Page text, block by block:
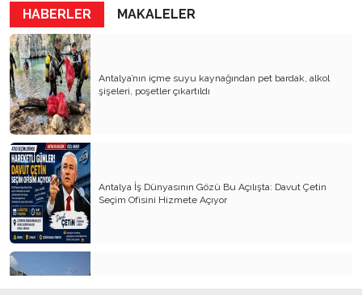
Turizmde Herşey Dahil Sistemi tartışılmalı
MB Başkanı ve Şimşek’e
Padişahın Vergi Deneyi!..
Erdoğan ve Özel’e açık mektup!..
Bahçeli siyasetin zirvesine oturdu!..
Artık yeter!.. Başka Antalya yok!..
Milli Eğitim cemaatlere mi teslim ediliyor?
Liyakatın Gözyaşları!..
Milletin gerçek vekili misiniz?
Bungalov Turizmini sevmeyen Turizm Bakanı!..
HABERLER
MAKALELER
Antalya’nın içme suyu kaynağından pet bardak, alkol
şişeleri, poşetler çıkartıldı
Antalya İş Dünyasının Gözü Bu Açılışta: Davut Çetin
Seçim Ofisini Hizmete Açıyor